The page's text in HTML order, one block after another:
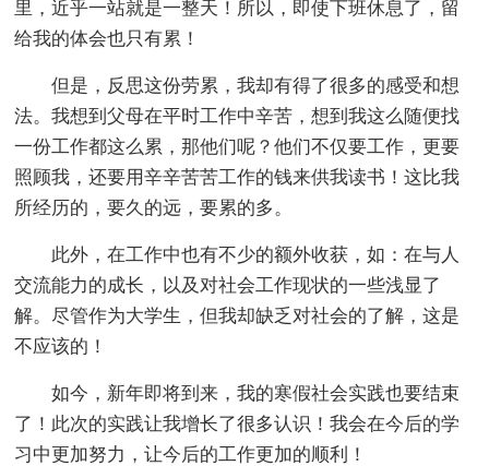
里，近乎一站就是一整天！所以，即使下班休息了，留
给我的体会也只有累！
但是，反思这份劳累，我却有得了很多的感受和想
法。我想到父母在平时工作中辛苦，想到我这么随便找
一份工作都这么累，那他们呢？他们不仅要工作，更要
照顾我，还要用辛辛苦苦工作的钱来供我读书！这比我
所经历的，要久的远，要累的多。
此外，在工作中也有不少的额外收获，如：在与人
交流能力的成长，以及对社会工作现状的一些浅显了
解。尽管作为大学生，但我却缺乏对社会的了解，这是
不应该的！
如今，新年即将到来，我的寒假社会实践也要结束
了！此次的实践让我增长了很多认识！我会在今后的学
习中更加努力，让今后的工作更加的顺利！